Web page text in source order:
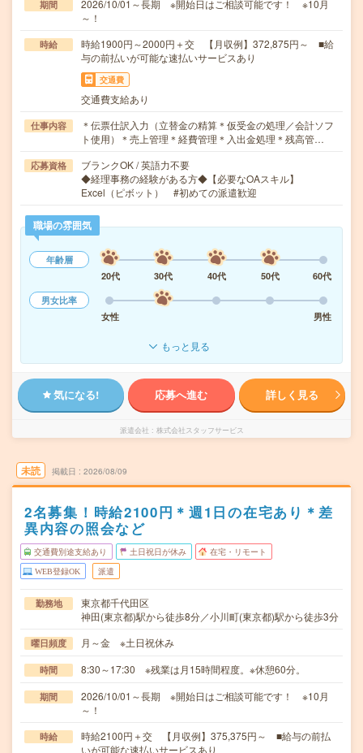
期間
2026/10/01～長期 ※開始日はご相談可能です！ ※10月
～！
時給
時給1900円～2000円＋交 【月収例】372,875円～ ■給
与の前払いが可能な速払いサービスあり
交通費
交通費支給あり
仕事内容
＊伝票仕訳入力（立替金の精算＊仮受金の処理／会計ソフ
ト使用）＊売上管理＊経費管理＊入出金処理＊残高管…
応募資格
ブランクOK / 英語力不要
◆経理事務の経験がある方◆【必要なOAスキル】
Excel（ピボット） #初めての派遣歓迎
職場の雰囲気
年齢層
20代
30代 40代 50代
60代
男女比率
女性
男性
もっと見る
気になる! 応募へ進む 詳しく見る
派遣会社 株式会社スタッフサービス
未読 掲載日 2026/08/09
2名募集！時給2100円＊週1日の在宅あり＊差
異内容の照会など
交通費別途支給あり 土日祝日が休み 在宅・リモート
WEB登録OK 派遣
勤務地
東京都千代田区
神田(東京都)駅から徒歩8分／小川町(東京都)駅から徒歩3分
曜日頻度 月～金 ※土日祝休み
時間 8:30～17:30 ※残業は月15時間程度。※休憩60分。
期間
2026/10/01～長期 ※開始日はご相談可能です！ ※10月
～！
時給
時給2100円＋交 【月収例】375,375円～ ■給与の前払
いが可能な速払いサービスあり